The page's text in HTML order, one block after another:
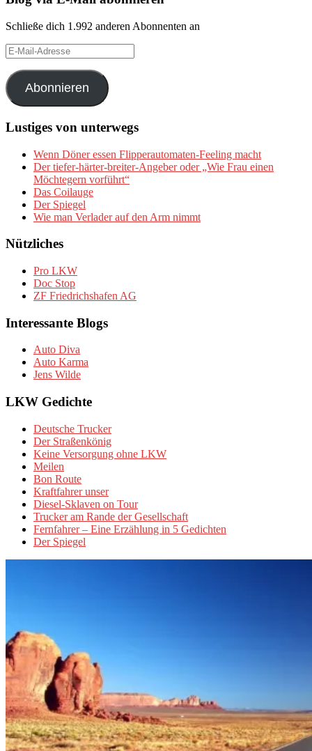
Schließe dich 1.992 anderen Abonnenten an
E-
Mail-
Adresse
Abonnieren
Lustiges von unterwegs
Wenn Döner essen Flipperautomaten-Feeling macht
Der tiefer-härter-breiter-Angeber oder „Wie Frau einen
Möchtegern vorführt“
Das Coilauge
Der Spiegel
Wie man Verlader auf den Arm nimmt
Nützliches
Pro LKW
Doc Stop
ZF Friedrichshafen AG
Interessante Blogs
Auto Diva
Auto Karma
Jens Wilde
LKW Gedichte
Deutsche Trucker
Der Straßenkönig
Keine Versorgung ohne LKW
Meilen
Bon Route
Kraftfahrer unser
Diesel-Sklaven on Tour
Trucker am Rande der Gesellschaft
Fernfahrer – Eine Erzählung in 5 Gedichten
Der Spiegel